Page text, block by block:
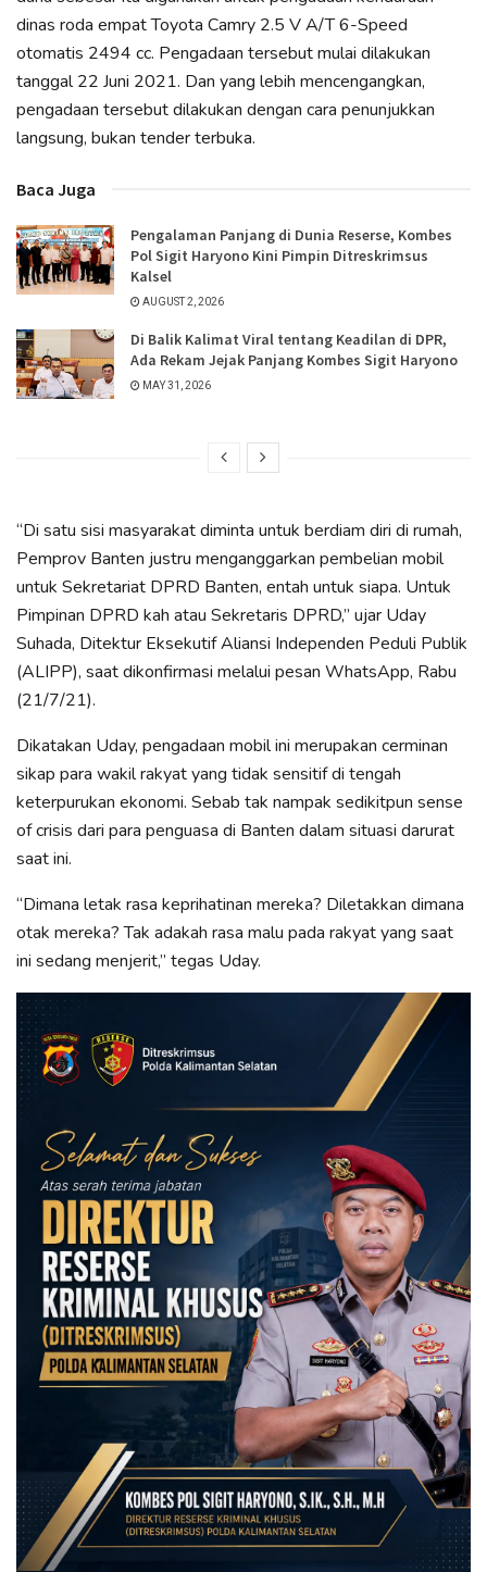
dinas roda empat Toyota Camry 2.5 V A/T 6-Speed
otomatis 2494 cc. Pengadaan tersebut mulai dilakukan
tanggal 22 Juni 2021. Dan yang lebih mencengangkan,
pengadaan tersebut dilakukan dengan cara penunjukkan
langsung, bukan tender terbuka.
Baca Juga
Pengalaman Panjang di Dunia Reserse, Kombes
Pol Sigit Haryono Kini Pimpin Ditreskrimsus
Kalsel
AUGUST 2, 2026
Di Balik Kalimat Viral tentang Keadilan di DPR,
Ada Rekam Jejak Panjang Kombes Sigit Haryono
MAY 31, 2026
“Di satu sisi masyarakat diminta untuk berdiam diri di rumah,
Pemprov Banten justru menganggarkan pembelian mobil
untuk Sekretariat DPRD Banten, entah untuk siapa. Untuk
Pimpinan DPRD kah atau Sekretaris DPRD,” ujar Uday
Suhada, Ditektur Eksekutif Aliansi Independen Peduli Publik
(ALIPP), saat dikonfirmasi melalui pesan WhatsApp, Rabu
(21/7/21).
Dikatakan Uday, pengadaan mobil ini merupakan cerminan
sikap para wakil rakyat yang tidak sensitif di tengah
keterpurukan ekonomi. Sebab tak nampak sedikitpun sense
of crisis dari para penguasa di Banten dalam situasi darurat
saat ini.
“Dimana letak rasa keprihatinan mereka? Diletakkan dimana
otak mereka? Tak adakah rasa malu pada rakyat yang saat
ini sedang menjerit,” tegas Uday.